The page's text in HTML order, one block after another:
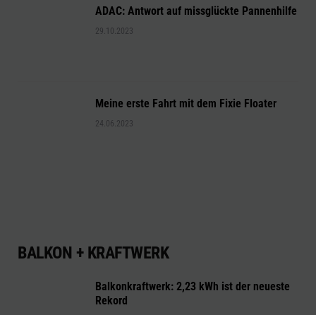
ADAC: Antwort auf missglückte Pannenhilfe
29.10.2023
Meine erste Fahrt mit dem Fixie Floater
24.06.2023
BALKON + KRAFTWERK
Balkonkraftwerk: 2,23 kWh ist der neueste
Rekord